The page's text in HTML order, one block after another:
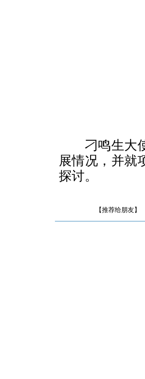
刁鸣生大
展情况，并就
探讨。
【推荐给朋友】